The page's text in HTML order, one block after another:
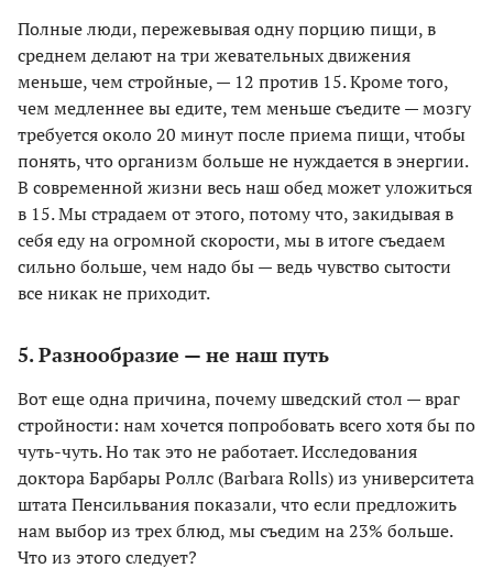
Полные люди, пережевывая одну порцию пищи, в
среднем делают на три жевательных движения
меньше, чем стройные, — 12 против 15. Кроме того,
чем медленнее вы едите, тем меньше съедите — мозгу
требуется около 20 минут после приема пищи, чтобы
понять, что организм больше не нуждается в энергии.
В современной жизни весь наш обед может уложиться
в 15. Мы страдаем от этого, потому что, закидывая в
себя еду на огромной скорости, мы в итоге съедаем
сильно больше, чем надо бы — ведь чувство сытости
все никак не приходит.
5. Разнообразие — не наш путь
Вот еще одна причина, почему шведский стол — враг
стройности: нам хочется попробовать всего хотя бы по
чуть-чуть. Но так это не работает. Исследования
доктора Барбары Роллс (Barbara Rolls) из университета
штата Пенсильвания показали, что если предложить
нам выбор из трех блюд, мы съедим на 23% больше.
Что из этого следует?